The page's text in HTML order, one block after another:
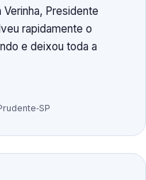
Presidente
rapidamente o
e deixou toda a